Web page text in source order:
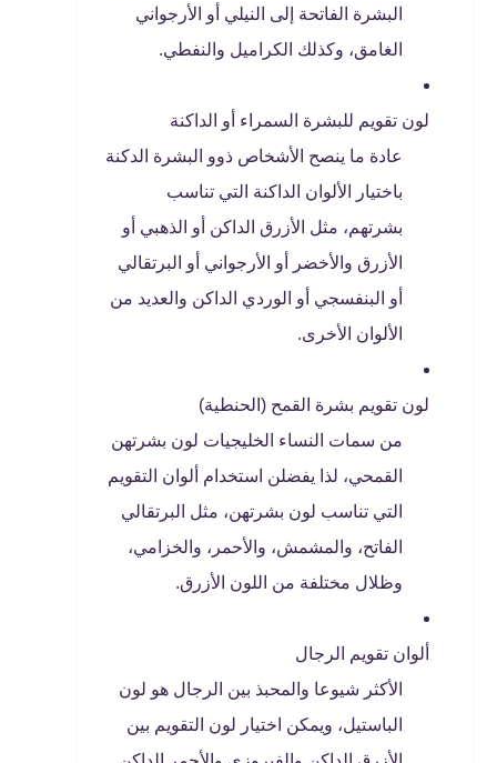
البشرة الفاتحة إلى النيلي أو الأرجواني
الغامق، وكذلك الكراميل والنفطي.
لون تقويم للبشرة السمراء أو الداكنة
عادة ما ينصح الأشخاص ذوو البشرة الدكنة
باختيار الألوان الداكنة التي تناسب
بشرتهم، مثل الأزرق الداكن أو الذهبي أو
الأزرق والأخضر أو ​​الأرجواني أو البرتقالي
أو البنفسجي أو الوردي الداكن والعديد من
الألوان الأخرى.
لون تقويم بشرة القمح (الحنطية)
من سمات النساء الخليجيات لون بشرتهن
القمحي، لذا يفضلن استخدام ألوان التقويم
التي تناسب لون بشرتهن، مثل البرتقالي
الفاتح، والمشمش، والأحمر، والخزامي،
وظلال مختلفة من اللون الأزرق.
ألوان تقويم الرجال
الأكثر شيوعا والمحبذ بين الرجال هو لون
الباستيل، ويمكن اختيار لون التقويم بين